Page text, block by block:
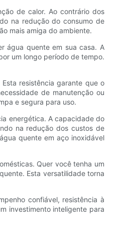
de calor. Ao contrário dos
na redução do consumo de
mais amiga do ambiente.
água quente em sua casa. A
um longo período de tempo.
resistência garante que o
de manutenção ou
e segura para uso.
energética. A capacidade do
na redução dos custos de
quente em aço inoxidável
Quer você tenha um
Esta versatilidade torna
confiável, resistência à
investimento inteligente para